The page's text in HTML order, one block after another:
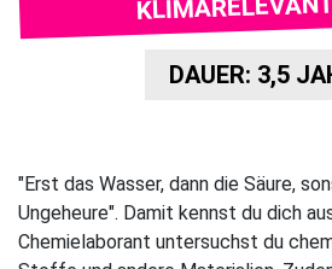
DAUER: 3,5
"Erst das Wasser, dann die Säure,
Ungeheure". Damit kennst du dich
Chemielaborant untersuchst du